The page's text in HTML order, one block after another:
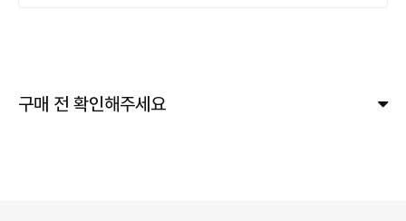
구매 전 확인해주세요